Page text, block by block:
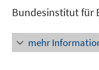
Bundesinstitut für
mehr